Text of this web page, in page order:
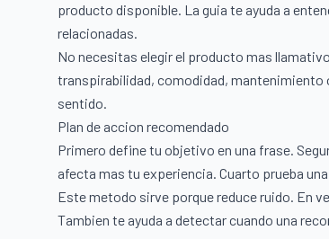
producto disponible. La guia te ayuda a
relacionadas.
No necesitas elegir el producto mas
transpirabilidad, comodidad, mantenimiento
sentido.
Plan de accion recomendado
Primero define tu objetivo en una frase.
afecta mas tu experiencia. Cuarto prueba
Este metodo sirve porque reduce ruido. En
Tambien te ayuda a detectar cuando una